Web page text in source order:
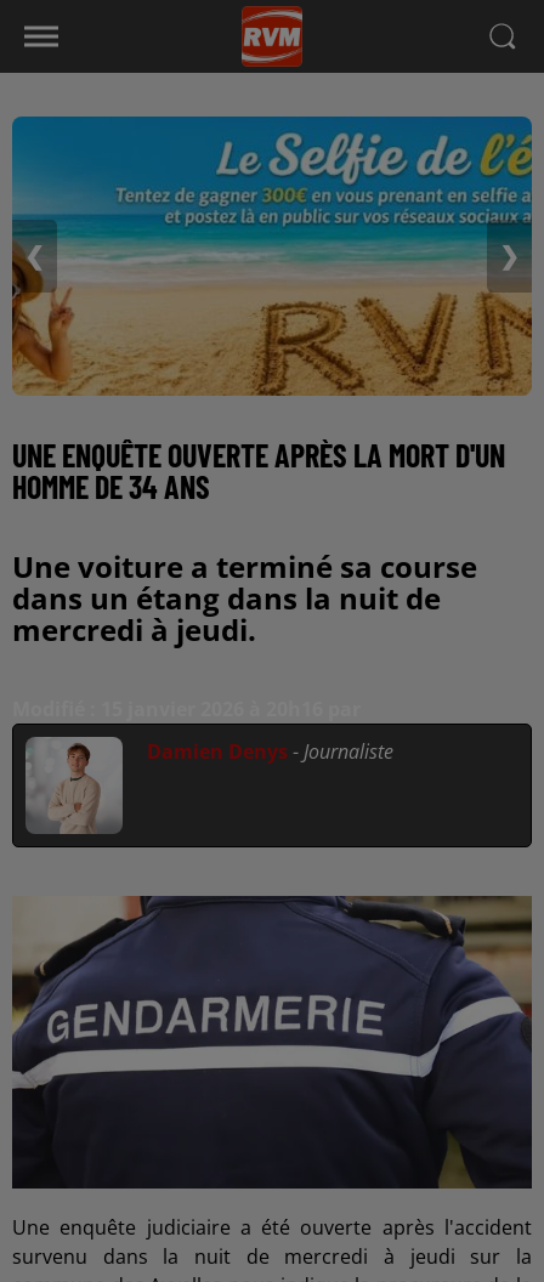
❮ ❯
UNE ENQUÊTE OUVERTE APRÈS LA MORT D'UN
HOMME DE 34 ANS
Une voiture a terminé sa course
dans un étang dans la nuit de
mercredi à jeudi.
Damien Denys -Journaliste
Une enquête judiciaire a été ouverte après l'accident
survenu dans la nuit de mercredi à jeudi sur la